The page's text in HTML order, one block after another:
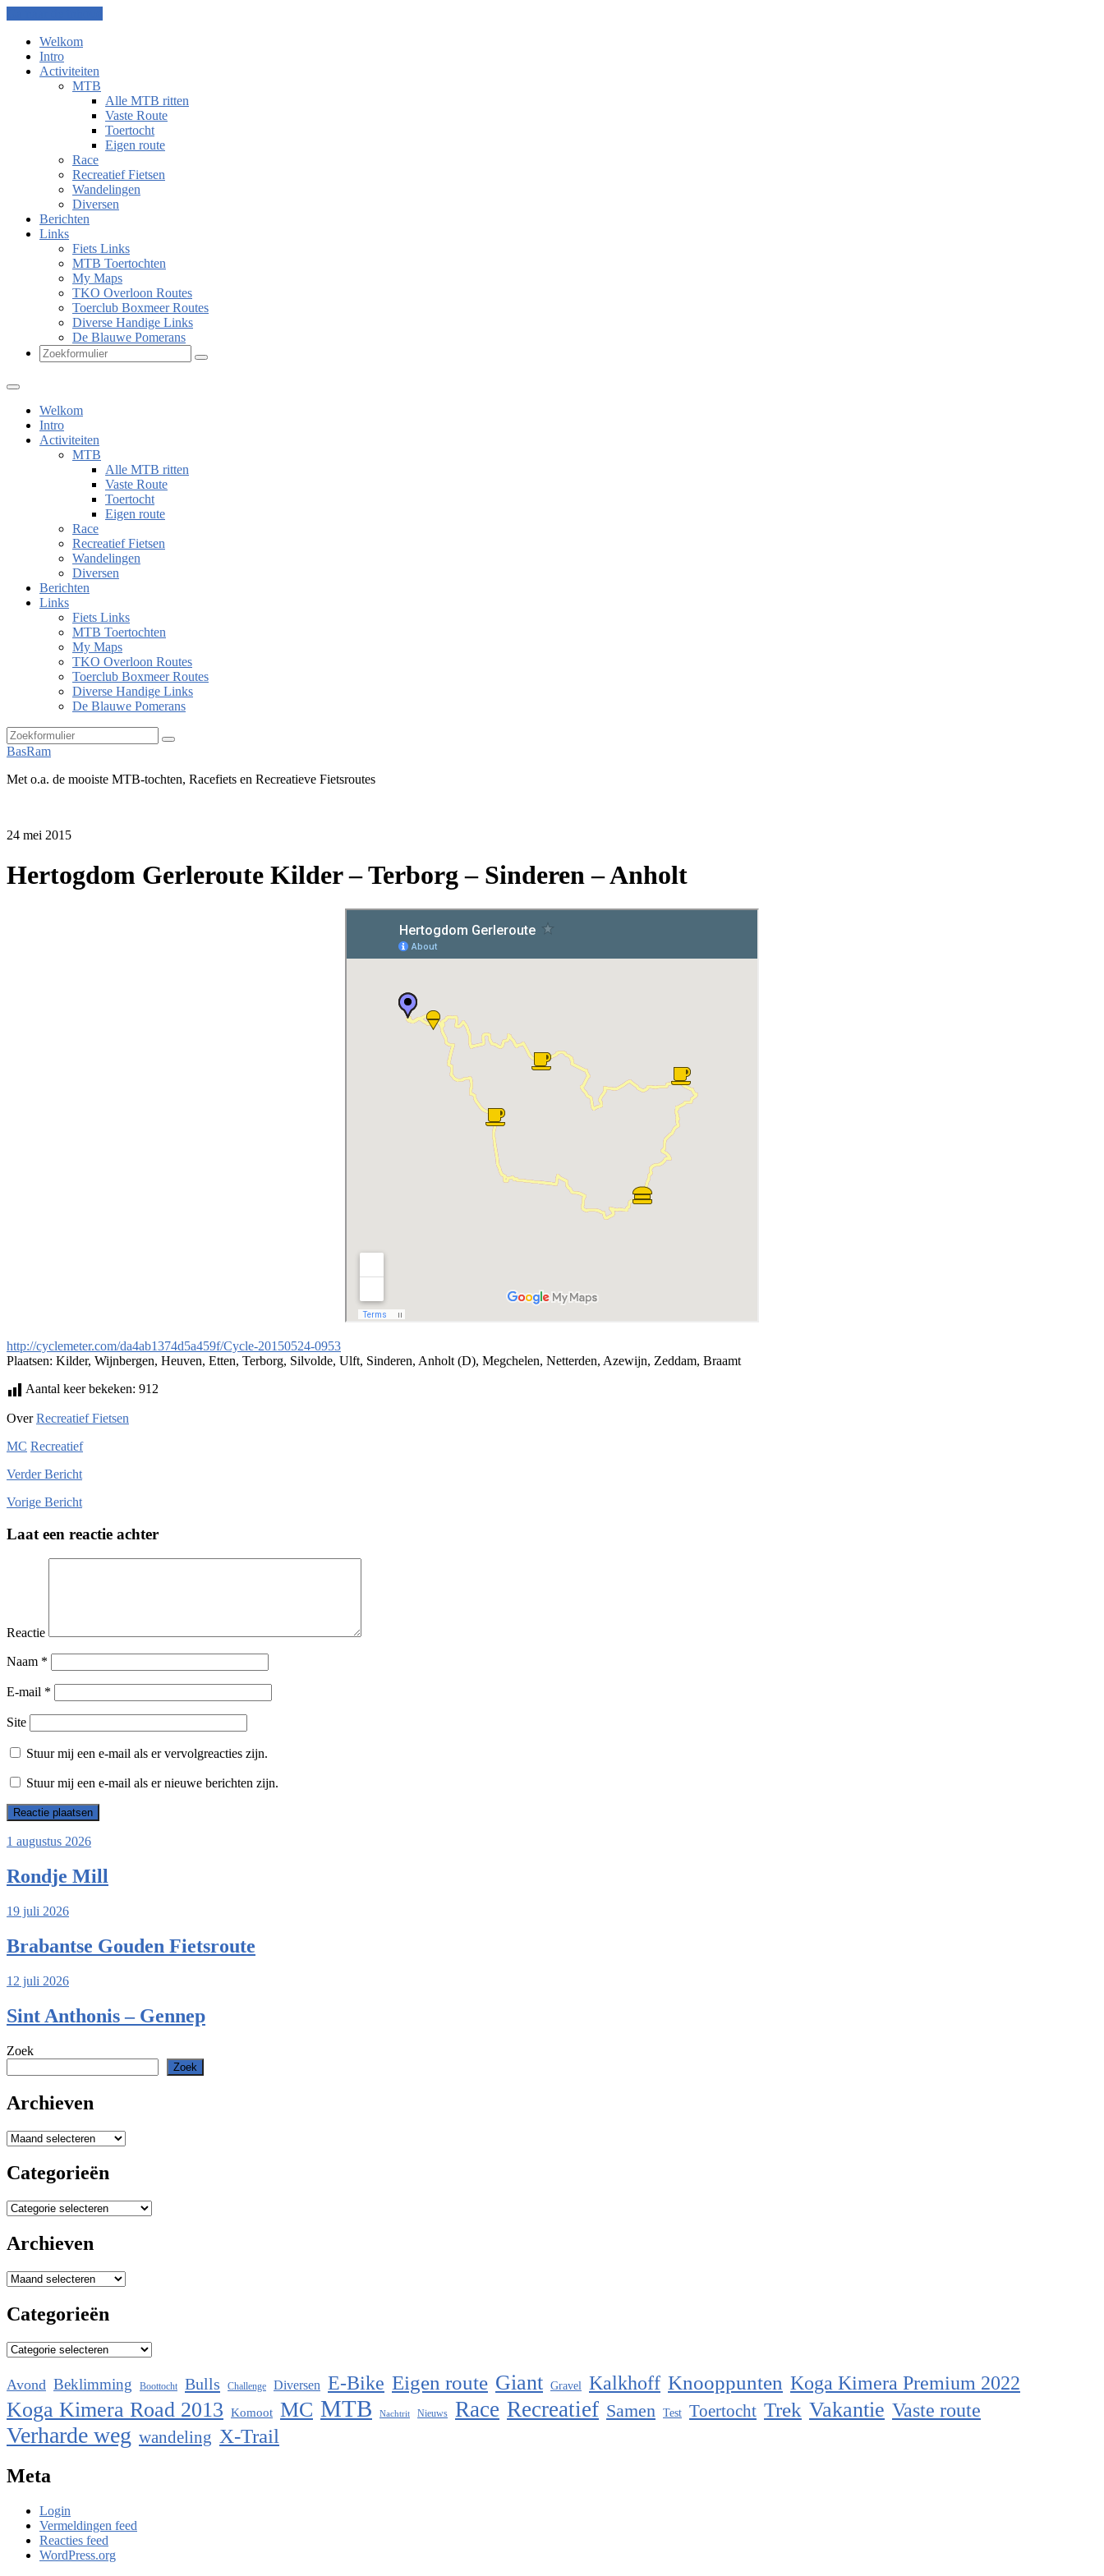
Welkom
Intro
Activiteiten
MTB
Alle MTB ritten
Vaste Route
Toertocht
Eigen route
Race
Recreatief Fietsen
Wandelingen
Diversen
Berichten
Links
Fiets Links
MTB Toertochten
My Maps
TKO Overloon Routes
Toerclub Boxmeer Routes
Diverse Handige Links
De Blauwe Pomerans
Zoeken
Welkom
Intro
Activiteiten
MTB
Alle MTB ritten
Vaste Route
Toertocht
Eigen route
Race
Recreatief Fietsen
Wandelingen
Diversen
Berichten
Links
Fiets Links
MTB Toertochten
My Maps
TKO Overloon Routes
Toerclub Boxmeer Routes
Diverse Handige Links
De Blauwe Pomerans
Zoeken
BasRam
Met o.a. de mooiste MTB-tochten, Racefiets en Recreatieve Fietsroutes
24 mei 2015
Hertogdom Gerleroute Kilder – Terborg – Sinderen – Anholt
http://cyclemeter.com/da4ab1374d5a459f/Cycle-20150524-0953
Plaatsen: Kilder, Wijnbergen, Heuven, Etten, Terborg, Silvolde, Ulft, Sinderen, Anholt (D), Megchelen, Netterden, Azewijn, Zeddam, Braamt
Aantal keer bekeken: 912
OverRecreatief Fietsen
MC Recreatief
VerderBericht
Vorige Bericht
Laat een reactie achter
Reactie
Naam *
E-mail *
Site
Stuur mij een e-mail als er vervolgreacties zijn.
Stuur mij een e-mail als er nieuwe berichten zijn.
1 augustus 2026
Rondje Mill
19 juli 2026
Brabantse Gouden Fietsroute
12 juli 2026
Sint Anthonis – Gennep
Zoek
Zoek
Archieven
Archieven
Categorieën
Categorieën
Archieven
Archieven
Categorieën
Categorieën
Avond Beklimming Boottocht Bulls Challenge Diversen E-Bike Eigen route Giant Gravel Kalkhoff Knooppunten Koga Kimera Premium 2022
Koga Kimera Road 2013 Komoot MC MTB Nachtrit Nieuws Race Recreatief Samen Test Toertocht Trek Vakantie Vaste route
Verharde weg wandeling X-Trail
Meta
Login
Vermeldingen feed
Reacties feed
WordPress.org